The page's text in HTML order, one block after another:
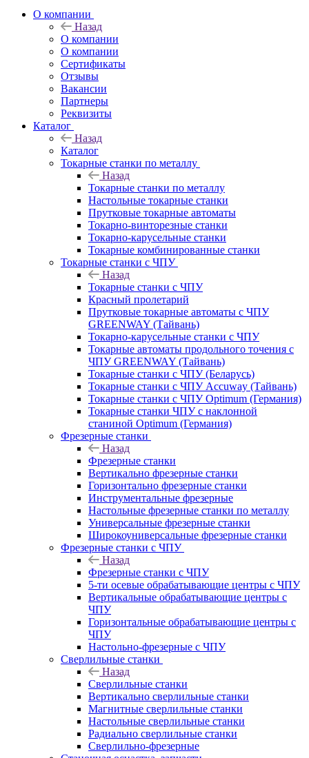
О компании
Назад
О компании
О компании
Сертификаты
Отзывы
Вакансии
Партнеры
Реквизиты
Каталог
Назад
Каталог
Токарные станки по металлу
Назад
Токарные станки по металлу
Настольные токарные станки
Прутковые токарные автоматы
Токарно-винторезные станки
Токарно-карусельные станки
Токарные комбинированные станки
Токарные станки с ЧПУ
Назад
Токарные станки с ЧПУ
Красный пролетарий
Прутковые токарные автоматы с ЧПУ
GREENWAY (Тайвань)
Токарно-карусельные станки с ЧПУ
Токарные автоматы продольного точения с
ЧПУ GREENWAY (Тайвань)
Токарные станки с ЧПУ (Беларусь)
Токарные станки с ЧПУ Accuway (Тайвань)
Токарные станки с ЧПУ Optimum (Германия)
Токарные станки ЧПУ с наклонной
станиной Optimum (Германия)
Фрезерные станки
Назад
Фрезерные станки
Вертикально фрезерные станки
Горизонтально фрезерные станки
Инструментальные фрезерные
Настольные фрезерные станки по металлу
Универсальные фрезерные станки
Широкоуниверсальные фрезерные станки
Фрезерные станки с ЧПУ
Назад
Фрезерные станки с ЧПУ
5-ти осевые обрабатывающие центры с ЧПУ
Вертикальные обрабатывающие центры с
ЧПУ
Горизонтальные обрабатывающие центры с
ЧПУ
Настольно-фрезерные с ЧПУ
Сверлильные станки
Назад
Сверлильные станки
Вертикально сверлильные станки
Магнитные сверлильные станки
Настольные сверлильные станки
Радиально сверлильные станки
Сверлильно-фрезерные